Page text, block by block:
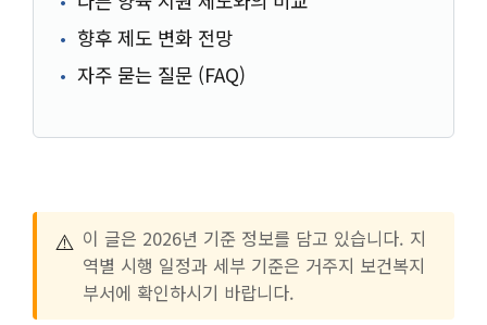
향후 제도 변화 전망
자주 묻는 질문 (FAQ)
⚠️ 이 글은 2026년 기준 정보를 담고 있습니다. 지
역별 시행 일정과 세부 기준은 거주지 보건복지
부서에 확인하시기 바랍니다.